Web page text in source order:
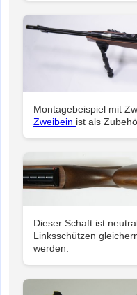
Montagebeispiel mit
Zweibein ist als
Dieser Schaft ist
Linksschützen
werden.